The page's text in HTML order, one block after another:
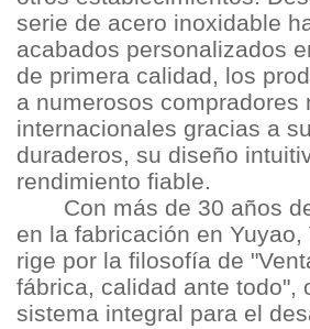
serie de acero inoxidable
acabados personalizados
de primera calidad, los
a numerosos compradores
internacionales gracias a
duraderos, su diseño
rendimiento fiable.
Con más de 30 años
en la fabricación en Yuyao,
rige por la filosofía de
fábrica, calidad ante todo",
sistema integral para el